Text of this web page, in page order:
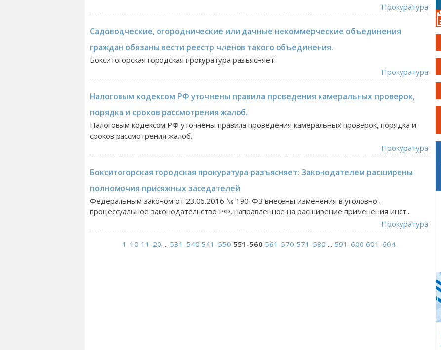
Прокуратура
Садоводческие, огороднические или дачные некоммерческие объединения
граждан обязаны вести реестр членов такого объединения.
Бокситогорская городская прокуратура разъясняет:
Прокуратура
Налоговым кодексом РФ уточнены правила проведения камеральных проверок,
порядка и сроков рассмотрения жалоб.
Налоговым кодексом РФ уточнены правила проведения камеральных проверок, порядка и
сроков рассмотрения жалоб.
Прокуратура
Бокситогорская городская прокуратура разъясняет: Законодателем расширены
полномочия присяжных заседателей
Федеральным законом от 23.06.2016 № 190-ФЗ внесены изменения в уголовно-
процессуальное законодательство РФ, направленное на расширение применения инст...
Прокуратура
1-10 11-20 ... 531-540 541-550 551-560 561-570 571-580 ... 591-600 601-604